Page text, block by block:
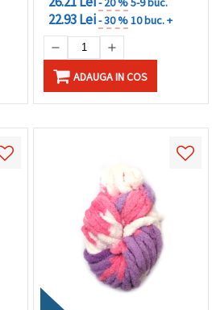
22.93 Lei- 30 %10 buc. +
ADAUGA IN COS